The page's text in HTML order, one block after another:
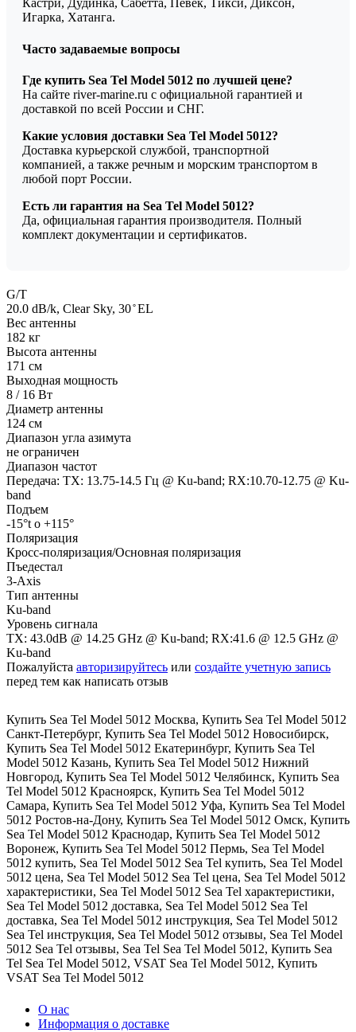
Кастри, Дудинка, Сабетта, Певек, Тикси, Диксон,
Игарка, Хатанга.
Часто задаваемые вопросы
Где купить Sea Tel Model 5012 по лучшей цене?
На сайте river-marine.ru с официальной гарантией и
доставкой по всей России и СНГ.
Какие условия доставки Sea Tel Model 5012?
Доставка курьерской службой, транспортной
компанией, а также речным и морским транспортом в
любой порт России.
Есть ли гарантия на Sea Tel Model 5012?
Да, официальная гарантия производителя. Полный
комплект документации и сертификатов.
G/T
20.0 dB/k, Clear Sky, 30 ̊ EL
Вес антенны
182 кг
Высота антенны
171 см
Выходная мощность
8 / 16 Вт
Диаметр антенны
124 см
Диапазон угла азимута
не ограничен
Диапазон частот
Передача: TX: 13.75-14.5 Гц @ Ku-band; RX:10.70-12.75 @ Ku-
band
Подъем
-15°t o +115°
Поляризация
Кросс-поляризация/Основная поляризация
Пъедестал
3-Axis
Тип антенны
Ku-band
Уровень сигнала
TX: 43.0dB @ 14.25 GHz @ Ku-band; RX:41.6 @ 12.5 GHz @
Ku-band
Пожалуйста авторизируйтесь или создайте учетную запись
перед тем как написать отзыв
Купить Sea Tel Model 5012 Москва, Купить Sea Tel Model 5012
Санкт-Петербург, Купить Sea Tel Model 5012 Новосибирск,
Купить Sea Tel Model 5012 Екатеринбург, Купить Sea Tel
Model 5012 Казань, Купить Sea Tel Model 5012 Нижний
Новгород, Купить Sea Tel Model 5012 Челябинск, Купить Sea
Tel Model 5012 Красноярск, Купить Sea Tel Model 5012
Самара, Купить Sea Tel Model 5012 Уфа, Купить Sea Tel Model
5012 Ростов-на-Дону, Купить Sea Tel Model 5012 Омск, Купить
Sea Tel Model 5012 Краснодар, Купить Sea Tel Model 5012
Воронеж, Купить Sea Tel Model 5012 Пермь, Sea Tel Model
5012 купить, Sea Tel Model 5012 Sea Tel купить, Sea Tel Model
5012 цена, Sea Tel Model 5012 Sea Tel цена, Sea Tel Model 5012
характеристики, Sea Tel Model 5012 Sea Tel характеристики,
Sea Tel Model 5012 доставка, Sea Tel Model 5012 Sea Tel
доставка, Sea Tel Model 5012 инструкция, Sea Tel Model 5012
Sea Tel инструкция, Sea Tel Model 5012 отзывы, Sea Tel Model
5012 Sea Tel отзывы, Sea Tel Sea Tel Model 5012, Купить Sea
Tel Sea Tel Model 5012, VSAT Sea Tel Model 5012, Купить
VSAT Sea Tel Model 5012
О нас
Информация о доставке